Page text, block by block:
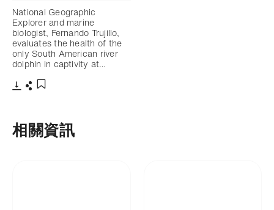
National Geographic
Explorer and marine
biologist, Fernando Trujillo,
evaluates the health of the
only South American river
dolphin in captivity at…
相關資訊